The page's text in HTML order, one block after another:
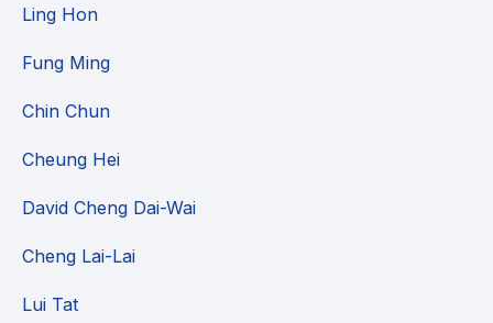
Ling Hon
Fung Ming
Chin Chun
Cheung Hei
David Cheng Dai-Wai
Cheng Lai-Lai
Lui Tat